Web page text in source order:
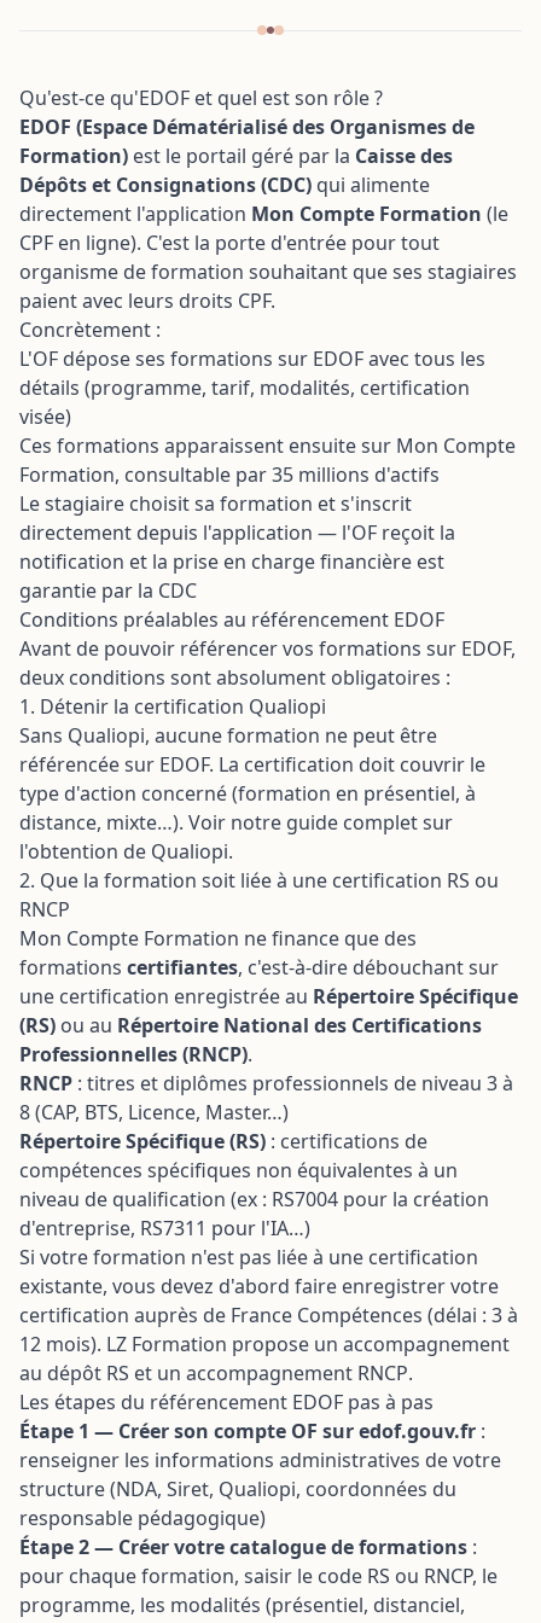
matériaux
paysage, agricole ou
Transition écologique
entreprise automobile
(garages...)
Qu'est-ce qu'EDOF et quel est son rôle ?
EDOF (Espace Dématérialisé des Organismes de
Formation) est le portail géré par la Caisse des
Dépôts et Consignations (CDC) qui alimente
directement l'application Mon Compte Formation (le
CPF en ligne). C'est la porte d'entrée pour tout
organisme de formation souhaitant que ses stagiaires
paient avec leurs droits CPF.
Concrètement :
L'OF dépose ses formations sur EDOF avec tous les
détails (programme, tarif, modalités, certification
visée)
Ces formations apparaissent ensuite sur Mon Compte
Formation, consultable par 35 millions d'actifs
Le stagiaire choisit sa formation et s'inscrit
directement depuis l'application — l'OF reçoit la
notification et la prise en charge financière est
garantie par la CDC
Conditions préalables au référencement EDOF
Avant de pouvoir référencer vos formations sur EDOF,
deux conditions sont absolument obligatoires :
1. Détenir la certification Qualiopi
Sans Qualiopi, aucune formation ne peut être
référencée sur EDOF. La certification doit couvrir le
type d'action concerné (formation en présentiel, à
distance, mixte…). Voir notre guide complet sur
l'obtention de Qualiopi.
2. Que la formation soit liée à une certification RS ou
RNCP
Mon Compte Formation ne finance que des
formations certifiantes, c'est-à-dire débouchant sur
une certification enregistrée au Répertoire Spécifique
(RS) ou au Répertoire National des Certifications
Professionnelles (RNCP).
RNCP : titres et diplômes professionnels de niveau 3 à
8 (CAP, BTS, Licence, Master…)
Répertoire Spécifique (RS) : certifications de
compétences spécifiques non équivalentes à un
niveau de qualification (ex : RS7004 pour la création
d'entreprise, RS7311 pour l'IA…)
Si votre formation n'est pas liée à une certification
existante, vous devez d'abord faire enregistrer votre
certification auprès de France Compétences (délai : 3 à
12 mois). LZ Formation propose un accompagnement
au dépôt RS et un accompagnement RNCP.
Les étapes du référencement EDOF pas à pas
Étape 1 — Créer son compte OF sur edof.gouv.fr :
renseigner les informations administratives de votre
structure (NDA, Siret, Qualiopi, coordonnées du
responsable pédagogique)
Étape 2 — Créer votre catalogue de formations :
pour chaque formation, saisir le code RS ou RNCP, le
programme, les modalités (présentiel, distanciel,